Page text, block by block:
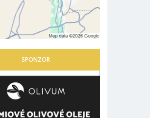
SPONZOR